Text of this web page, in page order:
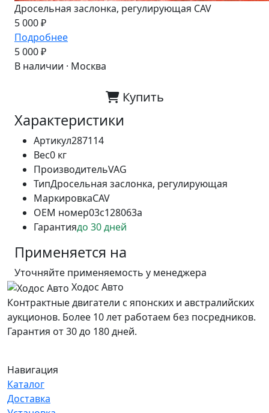
Дросельная заслонка, регулирующая CAV
5 000 ₽
Подробнее
5 000 ₽
В наличии · Москва
Купить
Характеристики
Артикул287114
Вес0 кг
ПроизводительVAG
ТипДросельная заслонка, регулирующая
МаркировкаCAV
OEM номер03c128063a
Гарантиядо 30 дней
Применяется на
Уточняйте применяемость у менеджера
Ходос Авто
Контрактные двигатели с японских и австралийских
аукционов. Более 10 лет работаем без посредников.
Гарантия от 30 до 180 дней.
Навигация
Каталог
Доставка